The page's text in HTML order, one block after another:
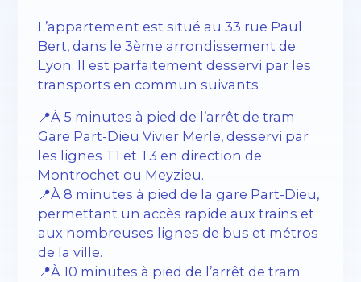
L’appartement est situé au 33 rue Paul
Bert, dans le 3ème arrondissement de
Lyon. Il est parfaitement desservi par les
transports en commun suivants :
📍À 5 minutes à pied de l’arrêt de tram
Gare Part-Dieu Vivier Merle, desservi par
les lignes T1 et T3 en direction de
Montrochet ou Meyzieu.
📍À 8 minutes à pied de la gare Part-Dieu,
permettant un accès rapide aux trains et
aux nombreuses lignes de bus et métros
de la ville.
📍À 10 minutes à pied de l’arrêt de tram